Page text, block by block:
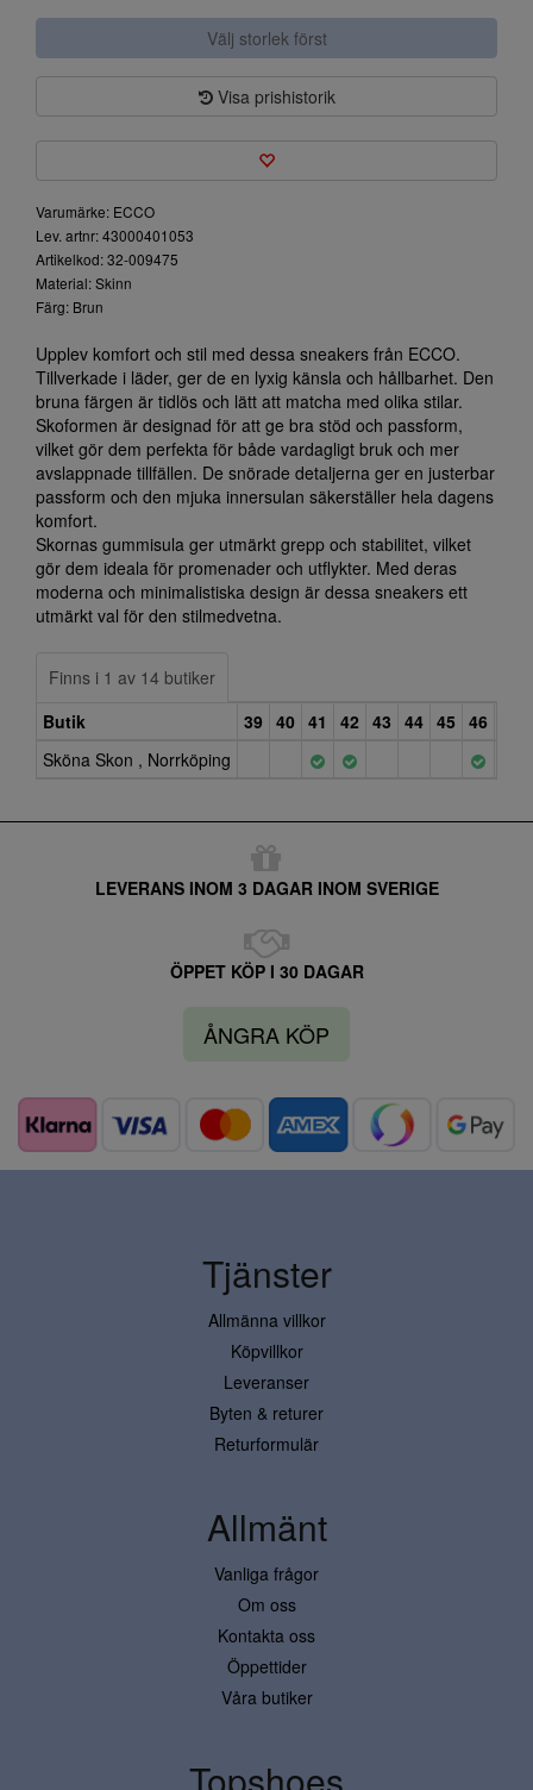
Välj storlek först
Visa prishistorik
Varumärke: ECCO
Lev. artnr: 43000401053
Artikelkod: 32-009475
Material: Skinn
Färg: Brun
Upplev komfort och stil med dessa sneakers från ECCO.
Tillverkade i läder, ger de en lyxig känsla och hållbarhet. Den
bruna färgen är tidlös och lätt att matcha med olika stilar.
Skoformen är designad för att ge bra stöd och passform,
vilket gör dem perfekta för både vardagligt bruk och mer
avslappnade tillfällen. De snörade detaljerna ger en justerbar
passform och den mjuka innersulan säkerställer hela dagens
komfort.
Skornas gummisula ger utmärkt grepp och stabilitet, vilket
gör dem ideala för promenader och utflykter. Med deras
moderna och minimalistiska design är dessa sneakers ett
utmärkt val för den stilmedvetna.
Finns i 1 av 14 butiker
Butik
39 40 41 42 43 44 45 46
Sköna Skon , Norrköping
LEVERANS INOM 3 DAGAR INOM SVERIGE
ÖPPET KÖP I 30 DAGAR
ÅNGRA KÖP
Tjänster
Allmänna villkor
Köpvillkor
Leveranser
Byten & returer
Returformulär
Allmänt
Vanliga frågor
Om oss
Kontakta oss
Öppettider
Våra butiker
Topshoes